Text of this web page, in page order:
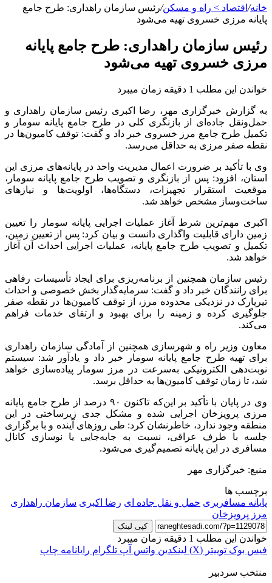
خانه/ اقتصاد > راه و مسکن/رئیس سازمان راهداری: طرح جامع
پایانه مرزی خسروی تهیه می‌شود
رئیس سازمان راهداری: طرح جامع پایانه
مرزی خسروی تهیه می‌شود
خواندن این مطلب 1 دقیقه زمان میبرد
به گزارش خبرگزاری مهر، رضا اکبری رئیس سازمان راهداری و
حمل‌ونقل جاده‌ای از بازنگری کلی در طرح جامع پایانه سومار
و
تکمیل طرح جامع مرز خسروی خبر داد و گفت: توقف کامیون‌ها در
نقطه صفر مرزی به حداقل می‌رسد.
وی با تأکید بر ضرورت اعمال مدیریت واحد در پایانه‌های مرزی این
استان، افزود: پس از بازنگری و تصویب طرح جامع پایانه سومار ،
موقعیت استقرار تجهیزات، دستگاه‌ها، اولویت‌ها و نیازهای
ساخت‌وساز مشخص خواهد شد.
اکبری مهم‌ترین شرط آغاز عملیات اجرایی پایانه سومار
را تعیین
زمین دارای قابلیت واگذاری دانست و بیان کرد: پس از تعیین زمین،
تکمیل و تصویب طرح جامع پایانه، عملیات اجرایی احداث آن آغاز
خواهد شد.
رئیس سازمان همچنین از برنامه‌ریزی برای ایجاد تأسیسات رفاهی
برای رانندگان خبر داد و گفت: سرمایه‌گذار بخش خصوصی و احداث
تیرپارک در نزدیکی محدوده مرز، از توقف کامیون‌ها در نقطه صفر
جلوگیری کرده و زمینه را برای بهبود و ارتقای خدمات فراهم
می‌کند.
معاون وزیر راه و شهرسازی همچنین از آمادگی سازمان راهداری
برای تهیه طرح جامع پایانه سومار
خبر داد و یادآور شد: سیستم
نوبت‌دهی الکترونیکی به‌سرعت در مرز سومار
پیاده‌سازی خواهد
شد، تا زمان توقف کامیون‌ها به حداقل برسد.
وی در پایان با تأکید بر این‌که تاکنون ۹۰ درصد از طرح جامع پایانه
مرزی پرویزخان اجرایی شده و مشکل جدی زیرساختی در این
منطقه وجود ندارد، خاطرنشان کرد: طی روزهای آینده و با برگزاری
جلسه با طرف عراقی، نسبت به جابه‌جایی یا نوسازی کانال
مسافری در این پایانه تصمیم‌گیری می‌شود.
منبع: خبرگزاری مهر
برچسب ها
پایانه مسافربری حمل و نقل جاده ای رضا اکبری سازمان راهداری
مرز پرویزخان
کپی لینک
خواندن این مطلب 1 دقیقه زمان میبرد
فیس بوک توییتر (X) لینکدین واتس آپ تلگرام رایانامه چاپ
منتخب سردبیر